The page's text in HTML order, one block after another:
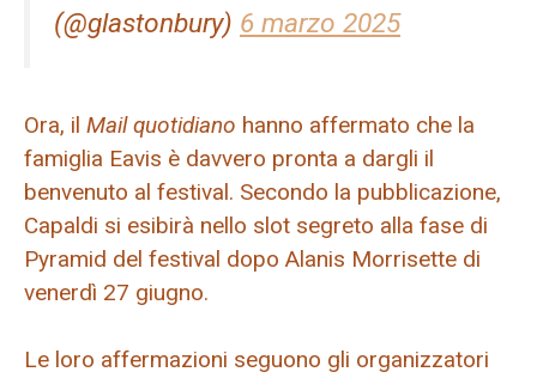
(@glastonbury) 6 marzo 2025
Ora, il Mail quotidiano hanno affermato che la
famiglia Eavis è davvero pronta a dargli il
benvenuto al festival. Secondo la pubblicazione,
Capaldi si esibirà nello slot segreto alla fase di
Pyramid del festival dopo Alanis Morrisette di
venerdì 27 giugno.
Le loro affermazioni seguono gli organizzatori